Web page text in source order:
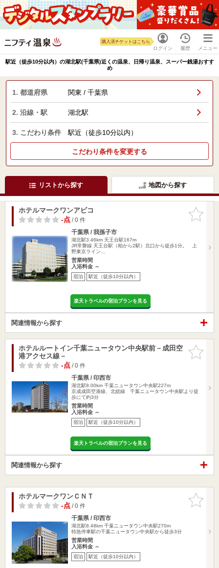
ログイン
購入済チケットはこちら
履歴 メニュー
駅近（徒歩10分以内）の湖北駅(千葉県)近くの温泉、日帰り温泉、スーパー銭湯おすす
め
1. 都道府県 関東 / 千葉県
2. 沿線・駅 湖北駅
3. こだわり条件 駅近（徒歩10分以内）
こだわり条件を変更する
リストから探す 地図から探す
お気に入
りに追加
ホテルマークワンアビコ
-点/ 0 件
千葉県 / 我孫子市
湖北駅3.46km 天王台駅167m
JR常磐線 天王台駅（柏から2駅）北口から徒歩1分。 上
野東京ライン…
営業時間
入浴料金 ～
宿泊 駅近（徒歩10分以内）
楽天トラベルの宿泊プランを見る
関連情報から探す
お気に入
りに追加
ホテルルートイン千葉ニュータウン中央駅前－成田空
港アクセス線－
-点/ 0 件
千葉県 / 印西市
湖北駅8.00km 千葉ニュータウン中央駅227m
京成成田空港線、北総線 千葉ニュータウン中央駅より徒
歩にて約3分
営業時間
入浴料金 ～
宿泊 駅近（徒歩10分以内）
楽天トラベルの宿泊プランを見る
関連情報から探す
お気に入
りに追加
ホテルマークワンＣＮＴ
-点/ 0 件
千葉県 / 印西市
湖北駅8.48km 千葉ニュータウン中央駅270m
特急停車駅の千葉ニュータウン中央駅から徒歩3分
営業時間
入浴料金 ～
宿泊 駅近（徒歩10分以内）